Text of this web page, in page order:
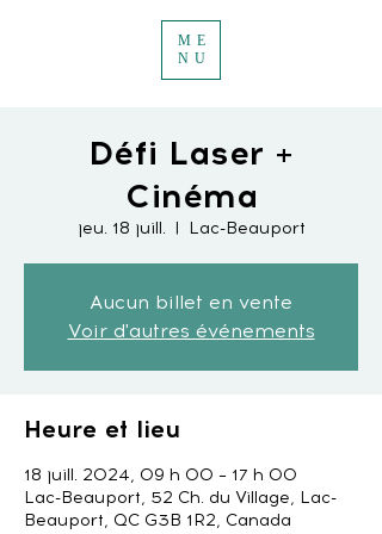
ME
NU
Défi Laser +
Cinéma
jeu. 18 juill.
  |
Lac-Beauport
Aucun billet en vente
Voir d'autres événements
Heure et lieu
18 juill. 2024, 09 h 00 – 17 h 00
Lac-Beauport, 52 Ch. du Village, Lac-
Beauport, QC G3B 1R2, Canada